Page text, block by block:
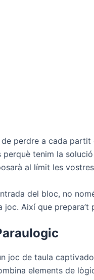
perdre a cada
perquè tenim la
al límit les
del bloc, no
joc. Així que
joc de taula
elements de